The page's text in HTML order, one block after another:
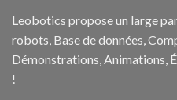
Leobotics propose un large
robots, Base de données,
Démonstrations, Animations,
!